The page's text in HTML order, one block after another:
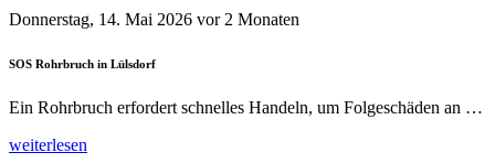
Donnerstag, 14. Mai 2026 vor 2 Monaten
SOS Rohrbruch in Lülsdorf
Ein Rohrbruch erfordert schnelles Handeln, um Folgeschäden an …
weiterlesen